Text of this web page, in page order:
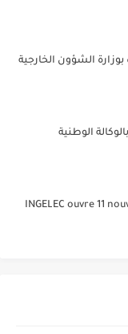
154 منصب بوزارة الشؤون الخارجية
منصب بالوكالة الوطنية
INGELEC ouvre 11